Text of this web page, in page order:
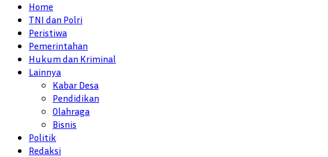
Home
TNI dan Polri
Peristiwa
Pemerintahan
Hukum dan Kriminal
Lainnya
Kabar Desa
Pendidikan
Olahraga
Bisnis
Politik
Redaksi